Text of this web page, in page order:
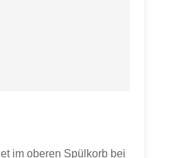
im oberen Spülkorb bei